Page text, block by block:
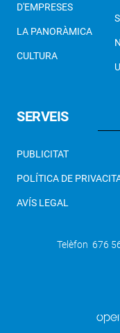
D'EMPRESES
LA PANORÀMICA
CULTURA
SERVEIS
PUBLICITAT
POLÍTICA DE
AVÍS LEGAL
Telèfon 676